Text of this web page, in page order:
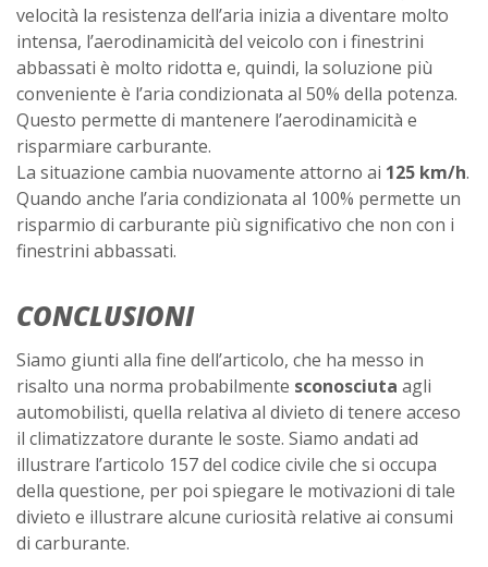
velocità la resistenza dell’aria inizia a diventare molto
intensa, l’aerodinamicità del veicolo con i finestrini
abbassati è molto ridotta e, quindi, la soluzione più
conveniente è l’aria condizionata al 50% della potenza.
Questo permette di mantenere l’aerodinamicità e
risparmiare carburante.
La situazione cambia nuovamente attorno ai 125 km/h.
Quando anche l’aria condizionata al 100% permette un
risparmio di carburante più significativo che non con i
finestrini abbassati.
CONCLUSIONI
Siamo giunti alla fine dell’articolo, che ha messo in
risalto una norma probabilmente sconosciuta agli
automobilisti, quella relativa al divieto di tenere acceso
il climatizzatore durante le soste. Siamo andati ad
illustrare l’articolo 157 del codice civile che si occupa
della questione, per poi spiegare le motivazioni di tale
divieto e illustrare alcune curiosità relative ai consumi
di carburante.